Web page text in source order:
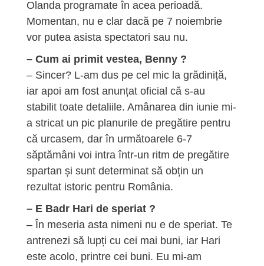
Olanda programate în acea perioadă.
Momentan, nu e clar dacă pe 7 noiembrie
vor putea asista spectatori sau nu.
– Cum ai primit vestea, Benny ?
– Sincer? L-am dus pe cel mic la grădiniță,
iar apoi am fost anunțat oficial că s-au
stabilit toate detaliile. Amânarea din iunie mi-
a stricat un pic planurile de pregătire pentru
că urcasem, dar în următoarele 6-7
săptămâni voi intra într-un ritm de pregătire
spartan și sunt determinat să obțin un
rezultat istoric pentru România.
– E Badr Hari de speriat ?
– În meseria asta nimeni nu e de speriat. Te
antrenezi să lupți cu cei mai buni, iar Hari
este acolo, printre cei buni. Eu mi-am